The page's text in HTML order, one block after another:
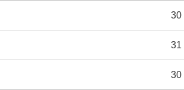
30
31
30